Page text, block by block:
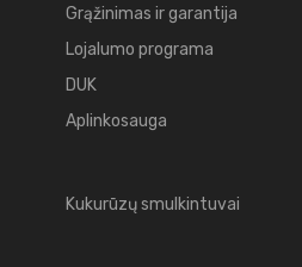
Grąžinimas ir garantija
Lojalumo programa
DUK
Aplinkosauga
Kukurūzų smulkintuvai